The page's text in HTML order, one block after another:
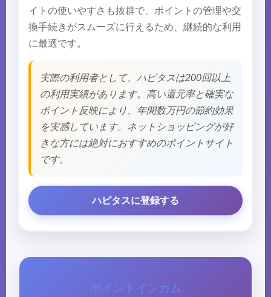
イトの使いやすさも抜群で、ポイントの管理や交
換手続きがスムーズに行えるため、継続的な利用
に最適です。
実際の利用者として、ハピタスは200回以上
の利用実績があります。高い還元率と確実な
ポイント反映により、年間数万円の節約効果
を実感しています。ネットショッピングが好
きな方には絶対におすすめのポイントサイト
です。
ハピタスに登録する
ポイントインカム